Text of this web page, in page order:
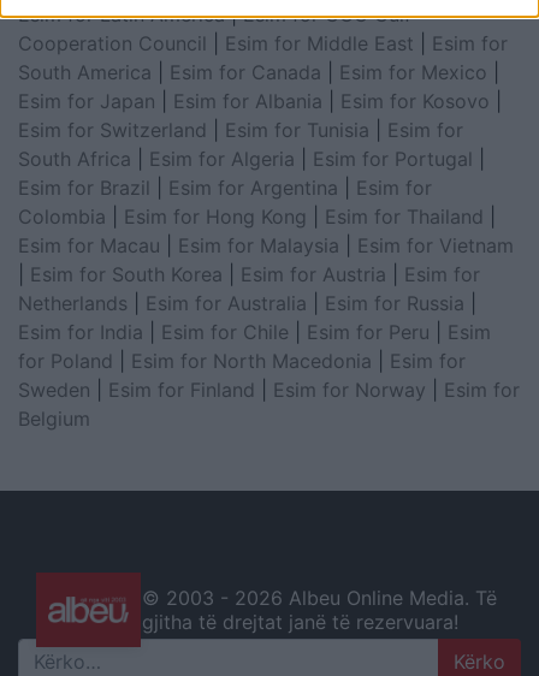
Esim for Latin America|Esim for GCC Gulf
Cooperation Council
Esim for Middle East
Esim for
South America
Esim for Canada Esim for Mexico
Esim for Japan
Esim for Albania Esim for Kosovo
Esim for Switzerland
Esim for Tunisia
Esim for
South Africa
Esim for Algeria Esim for Portugal
Esim for Brazil
Esim for Argentina
Esim for
Colombia
Esim for Hong Kong Esim for Thailand
Esim for Macau
Esim for Malaysia
Esim for Vietnam
Esim for South Korea Esim for Austria
Esim for
Netherlands
Esim for Australia Esim for Russia
Esim for India
Esim for Chile Esim for Peru
Esim
for Poland
Esim for North Macedonia
Esim for
Sweden
Esim for Finland Esim for Norway
Esim for
Belgium
© 2003 - 2026 Albeu Online Media. Të
gjitha të drejtat janë të rezervuara!